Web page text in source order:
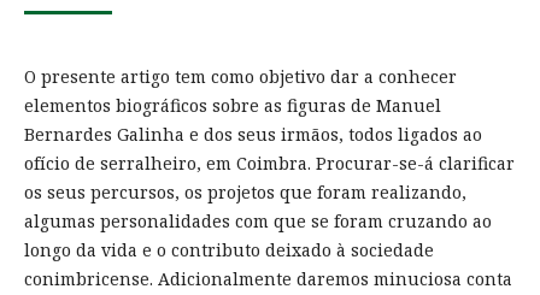
O presente artigo tem como objetivo dar a conhecer
elementos biográficos sobre as figuras de Manuel
Bernardes Galinha e dos seus irmãos, todos ligados ao
ofício de serralheiro, em Coimbra. Procurar-se-á clarificar
os seus percursos, os projetos que foram realizando,
algumas personalidades com que se foram cruzando ao
longo da vida e o contributo deixado à sociedade
conimbricense. Adicionalmente daremos minuciosa conta